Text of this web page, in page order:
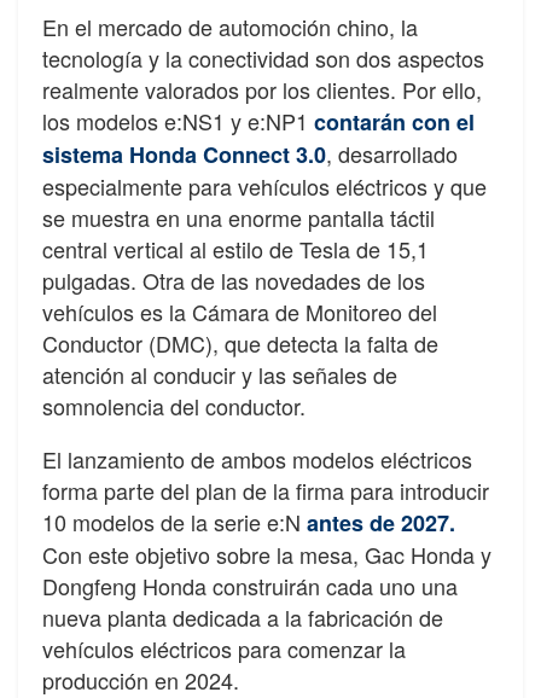
En el mercado de automoción chino, la
tecnología y la conectividad son dos aspectos
realmente valorados por los clientes. Por ello,
los modelos e:NS1 y e:NP1 contarán con el
sistema Honda Connect 3.0, desarrollado
especialmente para vehículos eléctricos y que
se muestra en una enorme pantalla táctil
central vertical al estilo de Tesla de 15,1
pulgadas. Otra de las novedades de los
vehículos es la Cámara de Monitoreo del
Conductor (DMC), que detecta la falta de
atención al conducir y las señales de
somnolencia del conductor.
El lanzamiento de ambos modelos eléctricos
forma parte del plan de la firma para introducir
10 modelos de la serie e:N antes de 2027.
Con este objetivo sobre la mesa, Gac Honda y
Dongfeng Honda construirán cada uno una
nueva planta dedicada a la fabricación de
vehículos eléctricos para comenzar la
producción en 2024.